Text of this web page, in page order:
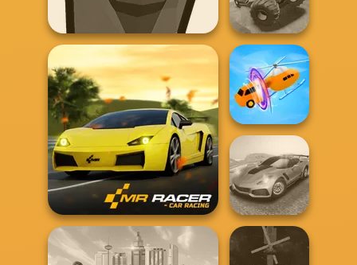
Squid Battle Simulator
Offroad Island
Offroad Muddy
Trucks
Shape-shifting